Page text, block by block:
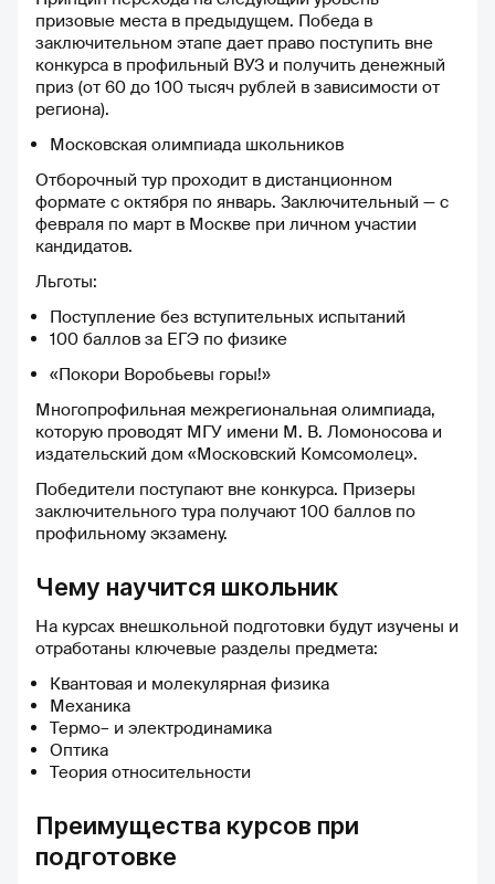
даже в тот же день, что
позволяет не терять нить
рассуждений и эффективнее
усваивать новые знания. ✍️
Домашние задания
быстро, редко дольше суток.
Такое внимание к обратной
связи даёт возможность
вовремя исправить ошибки и
двигаться дальше с
платформой удобно и
комфортно. Простота
интерфейса и ясная структура
позволяют сосредоточиться
исключительно на учёбе, без
поиски нужного урока или
теста. ❤️ Больше всего радует
качество и глубина учебных
материалов. После занятий на
Учёба.ру чувствуешь
уверенность в собственных
экзамены. 🔧 Что касается
улучшений, хотелось бы видеть
чуть больше интерактива в
занятиях — возможно,
интересные тесты-викторины
или игровые элементы,
которые помогли бы
разнообразить подготовку. 🌟
Конечно, я буду рекомендовать
своим подругам и знакомым!
подготовиться к экзаменам по
истории и обществознанию,
обязательно попробуйте
призовые места в предыдущем. Победа в
заключительном этапе дает право поступить вне
конкурса в профильный ВУЗ и получить денежный
приз (от 60 до 100 тысяч рублей в зависимости от
региона).
Московская олимпиада школьников
Отборочный тур проходит в дистанционном
формате с октября по январь. Заключительный — с
февраля по март в Москве при личном участии
кандидатов.
Льготы:
Поступление без вступительных испытаний
100 баллов за ЕГЭ по физике
«Покори Воробьевы горы!»
Многопрофильная межрегиональная олимпиада,
которую проводят МГУ имени М. В. Ломоносова и
издательский дом «Московский Комсомолец».
Победители поступают вне конкурса. Призеры
заключительного тура получают 100 баллов по
профильному экзамену.
Чему научится школьник
На курсах внешкольной подготовки будут изучены и
отработаны ключевые разделы предмета:
Квантовая и молекулярная физика
Механика
Термо– и электродинамика
Оптика
Теория относительности
Преимущества курсов при
подготовке